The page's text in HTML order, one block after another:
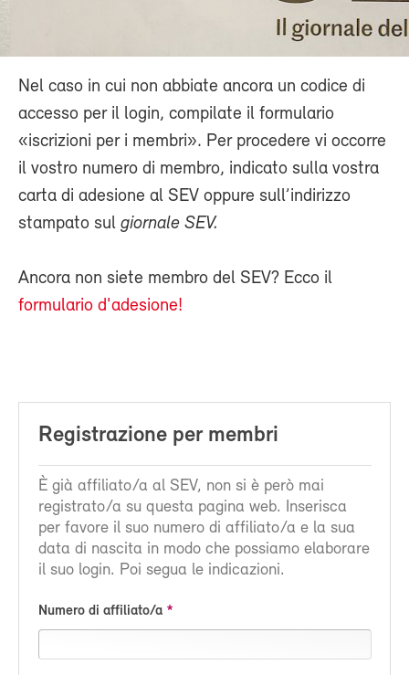
Nel caso in cui non abbiate ancora un codice di
accesso per il login, compilate il formulario
«iscrizioni per i membri». Per procedere vi occorre
il vostro numero di membro, indicato sulla vostra
carta di adesione al SEV oppure sull’indirizzo
stampato sul giornale SEV.
Ancora non siete membro del SEV? Ecco il
formulario d'adesione!
Registrazione per membri
È già affiliato/a al SEV, non si è però mai
registrato/a su questa pagina web. Inserisca
per favore il suo numero di affiliato/a e la sua
data di nascita in modo che possiamo elaborare
il suo login. Poi segua le indicazioni.
Numero di affiliato/a